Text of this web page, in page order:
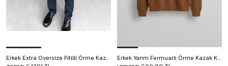
Erkek Extra Oversize Fitilli Örme Kazak Gri
Erkek Yarım Fermuarlı Örme Kazak Kahverengi